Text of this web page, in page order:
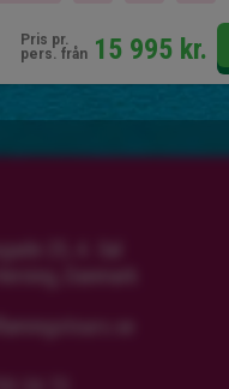
Pris pr.
pers. från 15 995 kr.